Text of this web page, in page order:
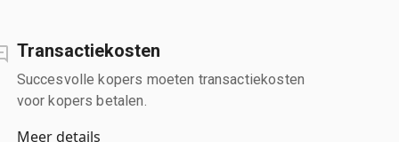
Transactiekosten
Succesvolle kopers moeten transactiekosten
voor kopers betalen.
Meer details